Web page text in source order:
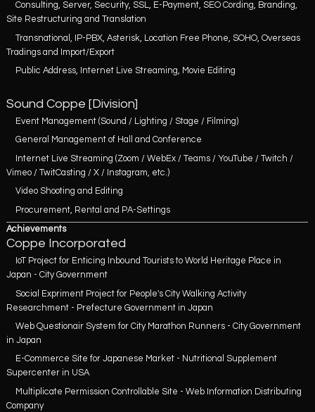
Consulting, Server, Security, SSL, E-Payment, SEO Cording, Branding,
Site Restructuring and Translation
Transnational, IP-PBX, Asterisk, Location Free Phone, SOHO, Overseas
Tradings and Import/Export
Public Address, Internet Live Streaming, Movie Editing
Sound Coppe [Division]
Event Management (Sound / Lighting / Stage / Filming)
General Management of Hall and Conference
Internet Live Streaming (Zoom / WebEx / Teams / YouTube / Twitch /
Vimeo / TwitCasting / X / Instagram, etc.)
Video Shooting and Editing
Procurement, Rental and PA-Settings
Achievements
Coppe Incorporated
IoT Project for Enticing Inbound Tourists to World Heritage Place in
Japan - City Government
Social Expriment Project for People's City Walking Activity
Researchment - Prefecture Government in Japan
Web Questionair System for City Marathon Runners - City Government
in Japan
E-Commerce Site for Japanese Market - Nutritional Supplement
Supercenter in USA
Multiplicate Permission Controllable Site - Web Information Distributing
Company